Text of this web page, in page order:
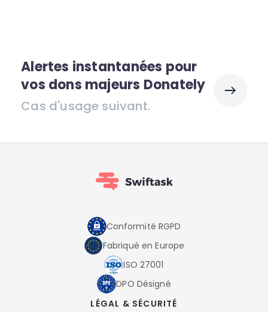
Alertes instantanées pour
vos dons majeurs Donately
Cas d'usage suivant.
Conformité RGPD
Fabriqué en Europe
ISO 27001
DPO Désigné
LÉGAL & SÉCURITÉ